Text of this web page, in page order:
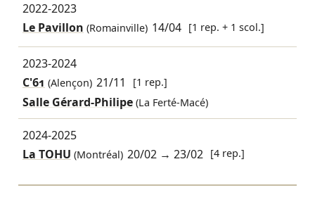
2022-2023
Le Pavillon (Romainville) 14/04 [1 rep. + 1 scol.]
2023-2024
C'61 (Alençon) 21/11 [1 rep.]
Salle Gérard-Philipe (La Ferté-Macé)
2024-2025
La TOHU (Montréal) 20/02 →23/02 [4 rep.]